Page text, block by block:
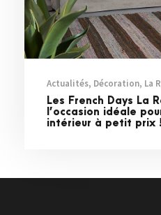
Actualités, Décoration, La
Les French Days La
l’occasion idéale
intérieur à petit prix !